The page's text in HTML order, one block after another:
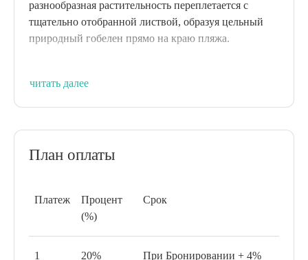
разнообразная растительность переплетается с
тщательно отобранной листвой, образуя цельный
природный гобелен прямо на краю пляжа.
читать далее
План оплаты
Платеж
Процент
(%)
Срок
1 20%
При Бронировании + 4%